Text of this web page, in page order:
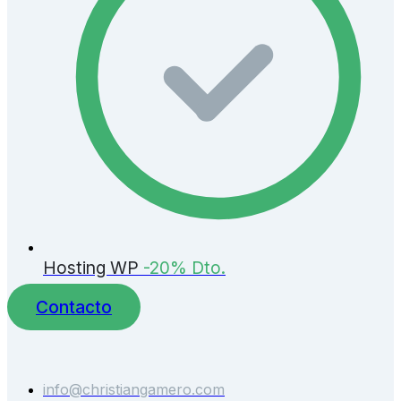
Hosting WP -20% Dto.
Contacto
info@christiangamero.com